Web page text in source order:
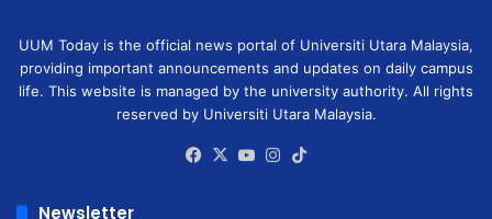
UUM Today is the official news portal of Universiti Utara Malaysia,
providing important announcements and updates on daily campus
life. This website is managed by the university authority. All rights
reserved by Universiti Utara Malaysia.
Facebook
X YouTubeInstagram
Newsletter